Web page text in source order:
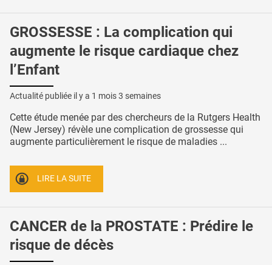
GROSSESSE : La complication qui
augmente le risque cardiaque chez
l’Enfant
Actualité publiée il y a 1 mois 3 semaines
Cette étude menée par des chercheurs de la Rutgers Health
(New Jersey) révèle une complication de grossesse qui
augmente particulièrement le risque de maladies ...
LIRE LA SUITE
CANCER de la PROSTATE : Prédire le
risque de décès